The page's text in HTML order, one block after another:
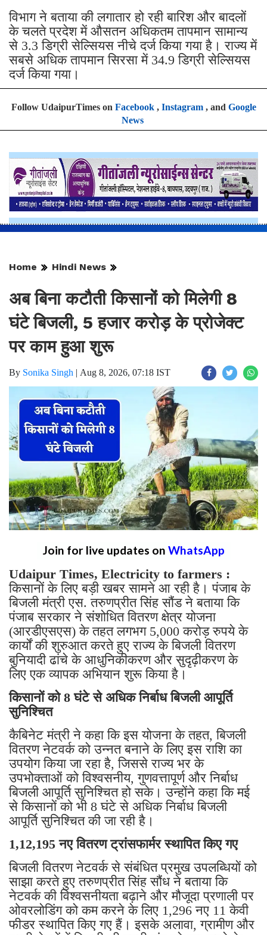
विभाग ने बताया की लगातार हो रही बारिश और बादलों
के चलते प्रदेश में औसतन अधिकतम तापमान सामान्य
से 3.3 डिग्री सेल्सियस नीचे दर्ज किया गया है। राज्य में
सबसे अधिक तापमान सिरसा में 34.9 डिग्री सेल्सियस
दर्ज किया गया।
Follow UdaipurTimes on Facebook, Instagram, and Google
News
Home Hindi News
अब बिना कटौती किसानों को मिलेगी 8
घंटे बिजली, 5 हजार करोड़ के प्रोजेक्ट
पर काम हुआ शुरू
By Sonika Singh | Aug 8, 2026, 07:18 IST
Join for live updates on WhatsApp
Udaipur Times, Electricity to farmers :
किसानों के लिए बड़ी खबर सामने आ रही है। पंजाब के
बिजली मंत्री एस. तरुणप्रीत सिंह सौंड ने बताया कि
पंजाब सरकार ने संशोधित वितरण क्षेत्र योजना
(आरडीएसएस) के तहत लगभग 5,000 करोड़ रुपये के
कार्यों की शुरुआत करते हुए राज्य के बिजली वितरण
बुनियादी ढांचे के आधुनिकीकरण और सुदृढ़ीकरण के
लिए एक व्यापक अभियान शुरू किया है।
किसानों को 8 घंटे से अधिक निर्बाध बिजली आपूर्ति
सुनिश्चित
कैबिनेट मंत्री ने कहा कि इस योजना के तहत, बिजली
वितरण नेटवर्क को उन्नत बनाने के लिए इस राशि का
उपयोग किया जा रहा है, जिससे राज्य भर के
उपभोक्ताओं को विश्वसनीय, गुणवत्तापूर्ण और निर्बाध
बिजली आपूर्ति सुनिश्चित हो सके। उन्होंने कहा कि मई
से किसानों को भी 8 घंटे से अधिक निर्बाध बिजली
आपूर्ति सुनिश्चित की जा रही है।
1,12,195 नए वितरण ट्रांसफार्मर स्थापित किए गए
बिजली वितरण नेटवर्क से संबंधित प्रमुख उपलब्धियों को
साझा करते हुए तरुणप्रीत सिंह सौंध ने बताया कि
नेटवर्क की विश्वसनीयता बढ़ाने और मौजूदा प्रणाली पर
ओवरलोडिंग को कम करने के लिए 1,296 नए 11 केवी
फीडर स्थापित किए गए हैं। इसके अलावा, ग्रामीण और